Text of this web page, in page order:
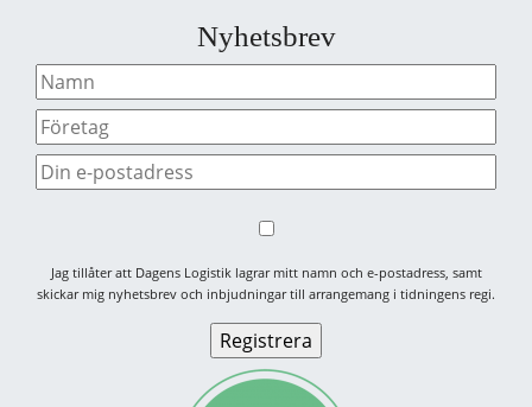
Nyhetsbrev
Jag tillåter att Dagens Logistik lagrar mitt namn och e-postadress, samt
skickar mig nyhetsbrev och inbjudningar till arrangemang i tidningens regi.